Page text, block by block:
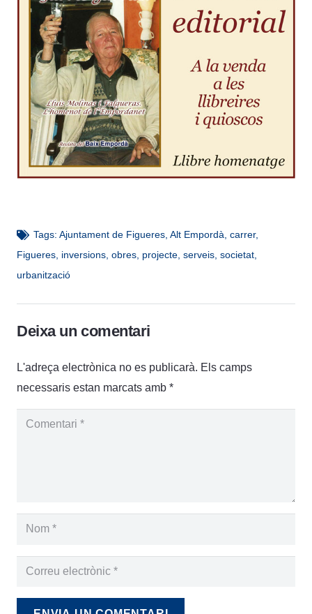
Tags: Ajuntament de Figueres, Alt Empordà, carrer,
Figueres, inversions, obres, projecte, serveis, societat,
urbanització
Deixa un comentari
L'adreça electrònica no es publicarà. Els camps
necessaris estan marcats amb *